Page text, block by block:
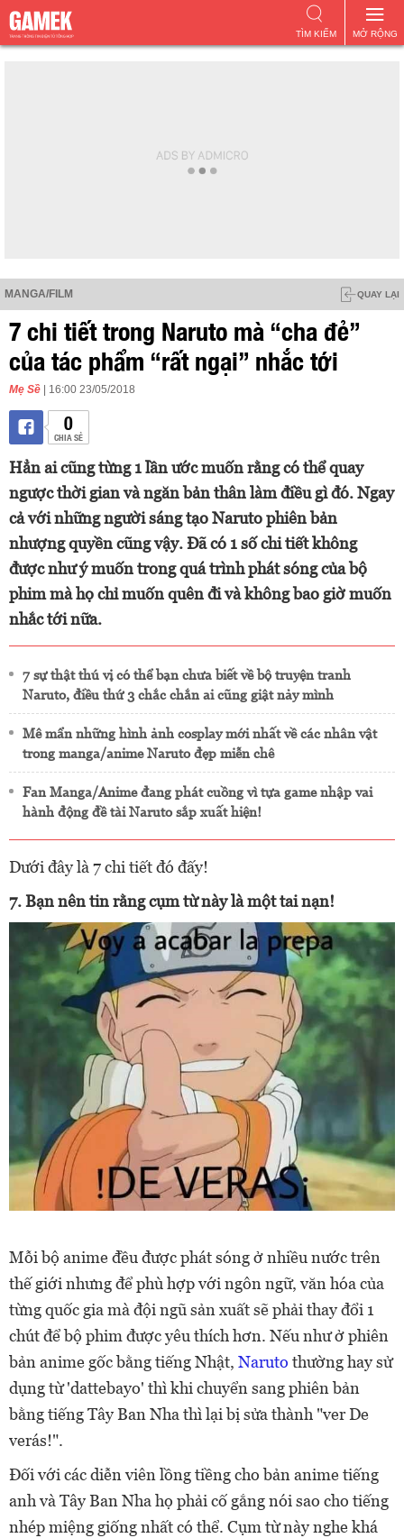
MỞ RỘNG
TÌM KIẾM
MANGA/FILM QUAY LẠI
7 chi tiết trong Naruto mà “cha đẻ”
của tác phẩm “rất ngại” nhắc tới
Mẹ Sề | 16:00 23/05/2018
0
CHIA SẺ
Hẳn ai cũng từng 1 lần ước muốn rằng có thể quay
ngược thời gian và ngăn bản thân làm điều gì đó. Ngay
cả với những người sáng tạo Naruto phiên bản
nhượng quyền cũng vậy. Đã có 1 số chi tiết không
được như ý muốn trong quá trình phát sóng của bộ
phim mà họ chỉ muốn quên đi và không bao giờ muốn
nhắc tới nữa.
7 sự thật thú vị có thể bạn chưa biết về bộ truyện tranh
Naruto, điều thứ 3 chắc chắn ai cũng giật nảy mình
Mê mẩn những hình ảnh cosplay mới nhất về các nhân vật
trong manga/anime Naruto đẹp miễn chê
Fan Manga/Anime đang phát cuồng vì tựa game nhập vai
hành động đề tài Naruto sắp xuất hiện!
Dưới đây là 7 chi tiết đó đấy!
7. Bạn nên tin rằng cụm từ này là một tai nạn!
Mỗi bộ anime đều được phát sóng ở nhiều nước trên
thế giới nhưng để phù hợp với ngôn ngữ, văn hóa của
từng quốc gia mà đội ngũ sản xuất sẽ phải thay đổi 1
chút để bộ phim được yêu thích hơn. Nếu như ở phiên
bản anime gốc bằng tiếng Nhật, Naruto thường hay sử
dụng từ 'dattebayo' thì khi chuyển sang phiên bản
bằng tiếng Tây Ban Nha thì lại bị sửa thành "ver De
verás!".
Đối với các diễn viên lồng tiềng cho bản anime tiếng
anh và Tây Ban Nha họ phải cố gắng nói sao cho tiếng
nhép miệng giống nhất có thể. Cụm từ này nghe khá